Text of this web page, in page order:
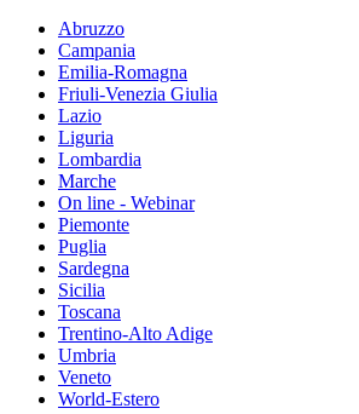
Abruzzo
Campania
Emilia-Romagna
Friuli-Venezia Giulia
Lazio
Liguria
Lombardia
Marche
On line - Webinar
Piemonte
Puglia
Sardegna
Sicilia
Toscana
Trentino-Alto Adige
Umbria
Veneto
World-Estero